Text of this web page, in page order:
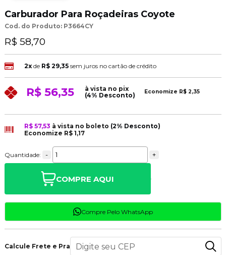
Carburador Para Roçadeiras Coyote
Cod. do Produto: P3664CY
R$ 58,70
2xde R$ 29,35 sem juros no cartão de crédito
R$ 56,35
à vista no pix
(4% Desconto)
Economize R$ 2,35
R$ 57,53 à vista no boleto (2% Desconto)
Economize R$ 1,17
Quantidade: - +
COMPRE AQUI
Compre Pelo WhatsApp
Calcule Frete e Prazo